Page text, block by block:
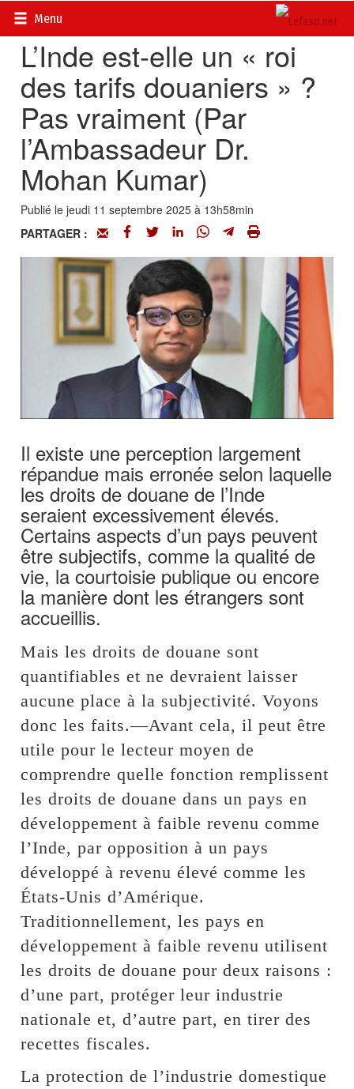
Menu
Accueil>
L’Inde est-elle un « roi
des tarifs douaniers » ?
Pas vraiment (Par
l’Ambassadeur Dr.
Mohan Kumar)
Publié le jeudi 11 septembre 2025 à 13h58min
PARTAGER :
Il existe une perception largement
répandue mais erronée selon laquelle
les droits de douane de l’Inde
seraient excessivement élevés.
Certains aspects d’un pays peuvent
être subjectifs, comme la qualité de
vie, la courtoisie publique ou encore
la manière dont les étrangers sont
accueillis.
Mais les droits de douane sont
quantifiables et ne devraient laisser
aucune place à la subjectivité. Voyons
donc les faits.—Avant cela, il peut être
utile pour le lecteur moyen de
comprendre quelle fonction remplissent
les droits de douane dans un pays en
développement à faible revenu comme
l’Inde, par opposition à un pays
développé à revenu élevé comme les
États-Unis d’Amérique.
Traditionnellement, les pays en
développement à faible revenu utilisent
les droits de douane pour deux raisons :
d’une part, protéger leur industrie
nationale et, d’autre part, en tirer des
recettes fiscales.
La protection de l’industrie domestique